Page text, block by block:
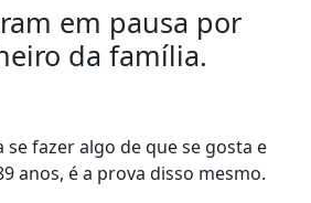
em pausa por
da família.
se fazer algo de que se gosta e
anos, é a prova disso mesmo.